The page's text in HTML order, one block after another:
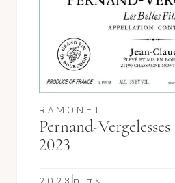
RAMONET
Pernand-
2023